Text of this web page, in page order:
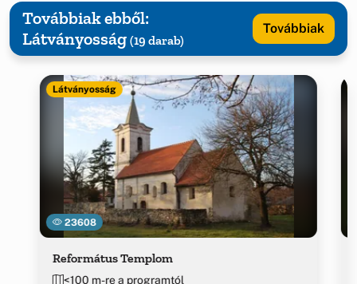
Továbbiak ebből:
Látványosság (19 darab)
Továbbiak
23608
Látványosság
Református Templom
<100 m-re a programtól